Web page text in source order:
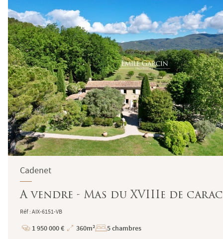
Cadenet
A vendre - Mas du XVIIIe de
Réf : AIX-6151-VB
Prix
1 950 000 €
Superficie
360m² 5 chambres